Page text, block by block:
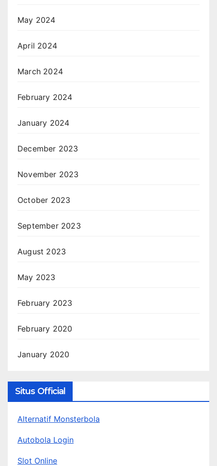
May 2024
April 2024
March 2024
February 2024
January 2024
December 2023
November 2023
October 2023
September 2023
August 2023
May 2023
February 2023
February 2020
January 2020
Situs Official
Alternatif Monsterbola
Autobola Login
Slot Online